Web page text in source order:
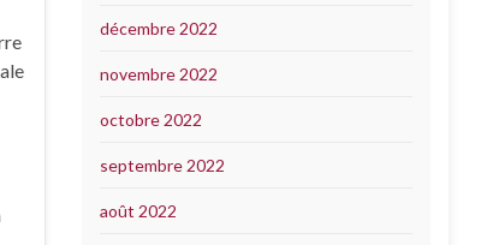
décembre 2022
novembre 2022
octobre 2022
septembre 2022
août 2022